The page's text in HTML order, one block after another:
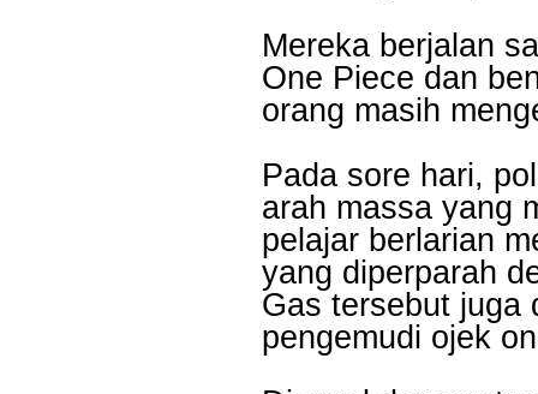
Mereka berjalan
One Piece dan
orang masih
Pada sore hari,
arah massa yang
pelajar berlarian
yang diperparah
Gas tersebut juga
pengemudi ojek